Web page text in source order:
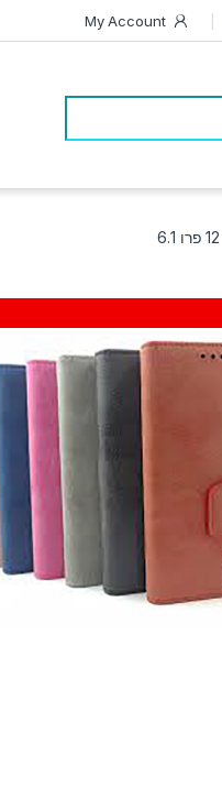
My Account